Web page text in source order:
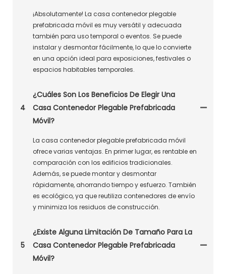
¡Absolutamente! La casa contenedor plegable
prefabricada móvil es muy versátil y adecuada
también para uso temporal o eventos. Se puede
instalar y desmontar fácilmente, lo que lo convierte
en una opción ideal para exposiciones, festivales o
espacios habitables temporales.
4
¿Cuáles Son Los Beneficios De Elegir Una
Casa Contenedor Plegable Prefabricada
Móvil?
La casa contenedor plegable prefabricada móvil
ofrece varias ventajas. En primer lugar, es rentable en
comparación con los edificios tradicionales.
Además, se puede montar y desmontar
rápidamente, ahorrando tiempo y esfuerzo. También
es ecológico, ya que reutiliza contenedores de envío
y minimiza los residuos de construcción.
5
¿Existe Alguna Limitación De Tamaño Para La
Casa Contenedor Plegable Prefabricada
Móvil?